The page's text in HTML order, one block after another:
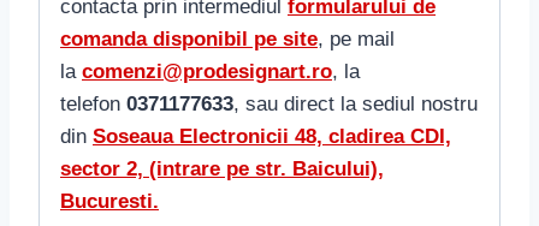
contacta prin intermediul formularului de
comanda disponibil pe site, pe mail
la comenzi@prodesignart.ro, la
telefon 0371177633, sau direct la sediul nostru
din Soseaua Electronicii 48, cladirea CDI,
sector 2, (intrare pe str. Baicului),
Bucuresti.